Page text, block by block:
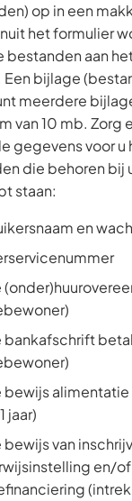
op in een
het formulier
bestanden aan
bijlage
meerdere
van 10 mb. Zorg
gegevens voor
die behoren bij
staan:
en
bankafschrift
bewijs
jaar)
van
en/